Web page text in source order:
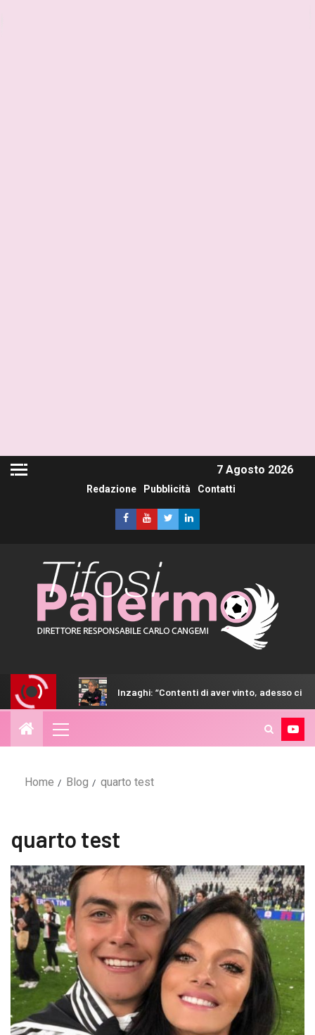
7 Agosto 2026
Redazione Pubblicità Contatti
match Inzaghi: “Contenti di aver vinto, adesso ci sarà
Home Blog quarto test
quarto test